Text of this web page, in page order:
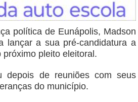
política de Eunápolis, Madson
lançar a sua pré-candidatura a
pleito eleitoral.
depois de reuniões com seus
do município.